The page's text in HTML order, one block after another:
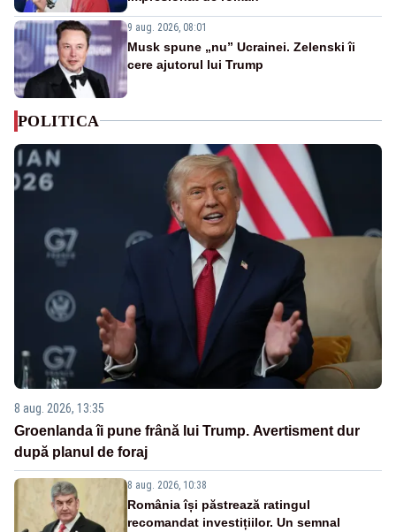
9 aug. 2026, 08:01
Musk spune „nu” Ucrainei. Zelenski îi
cere ajutorul lui Trump
POLITICA
8 aug. 2026, 13:35
Groenlanda îi pune frână lui Trump. Avertisment dur
după planul de foraj
8 aug. 2026, 10:38
România își păstrează ratingul
recomandat investițiilor. Un semnal